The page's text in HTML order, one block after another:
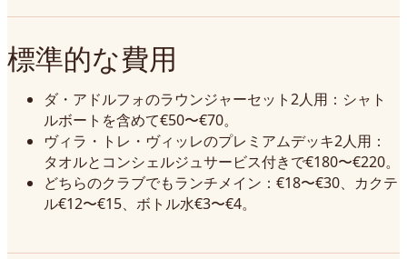
標準的な費用
ダ・アドルフォのラウンジャーセット2人用：シャト
ルボートを含めて€50〜€70。
ヴィラ・トレ・ヴィッレのプレミアムデッキ2人用：
タオルとコンシェルジュサービス付きで€180〜€220。
どちらのクラブでもランチメイン：€18〜€30、カクテ
ル€12〜€15、ボトル水€3〜€4。